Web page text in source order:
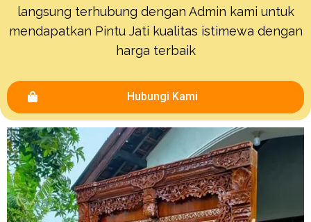
langsung terhubung dengan Admin kami untuk
mendapatkan Pintu Jati kualitas istimewa dengan
harga terbaik
Hubungi Kami